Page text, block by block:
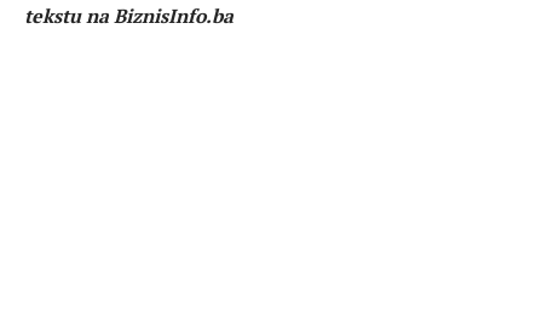
tekstu na BiznisInfo.ba